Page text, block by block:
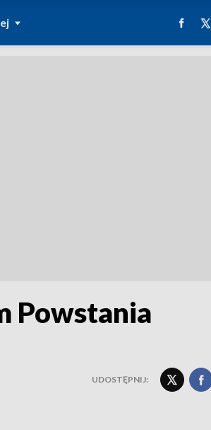
Powstania
UDOSTĘPNIJ: